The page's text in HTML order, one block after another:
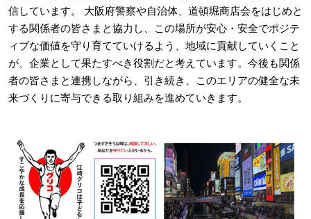
信しています。 大阪府警察や自治体、道頓堀商店会をはじめと
する関係者の皆さまと協力し、この場所が安心・安全でポジテ
ィブな価値を守り育てていけるよう、地域に貢献していくこと
が、企業として果たすべき役割だと考えています。今後も関係
者の皆さまと連携しながら、引き続き、このエリアの健全な未
来づくりに寄与できる取り組みを進めていきます。